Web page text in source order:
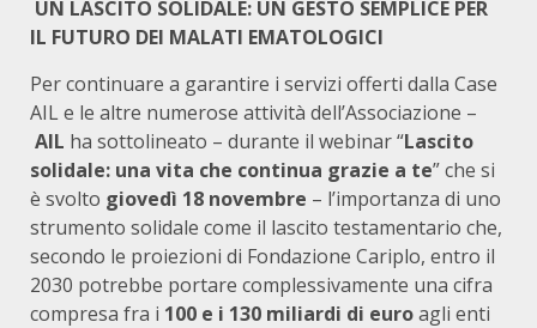
UN LASCITO SOLIDALE: UN GESTO SEMPLICE PER
IL FUTURO DEI MALATI EMATOLOGICI
Per continuare a garantire i servizi offerti dalla Case
AIL e le altre numerose attività dell’Associazione –
AIL ha sottolineato – durante il webinar “Lascito
solidale: una vita che continua grazie a te” che si
è svolto giovedì 18 novembre – l’importanza di uno
strumento solidale come il lascito testamentario che,
secondo le proiezioni di Fondazione Cariplo, entro il
2030 potrebbe portare complessivamente una cifra
compresa fra i 100 e i 130 miliardi di euroagli enti